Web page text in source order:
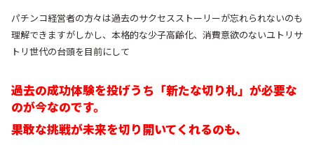
パチンコ経営者の方々は過去のサクセスストーリーが忘れられないのも
理解できますがしかし、本格的な少子高齢化、消費意欲のないユトリサ
トリ世代の台頭を目前にして
過去の成功体験を投げうち「新たな切り札」が必要な
のが今なのです。
果敢な挑戦が未来を切り開いてくれるのも、